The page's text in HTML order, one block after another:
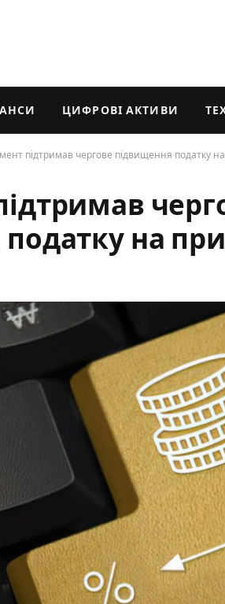
ЦИФРОВІ АКТИВИ
підтримав чергове підвищення податку на
на